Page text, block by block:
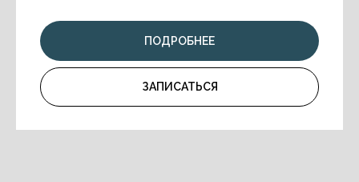
ПОДРОБНЕЕ
ЗАПИСАТЬСЯ